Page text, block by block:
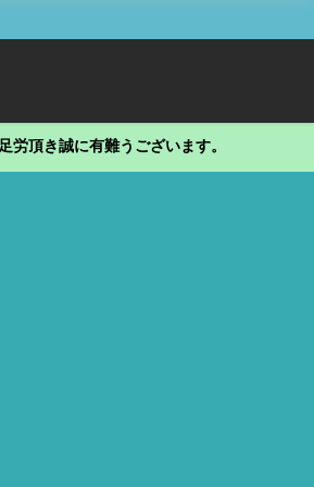
頂き誠に有難うございます。